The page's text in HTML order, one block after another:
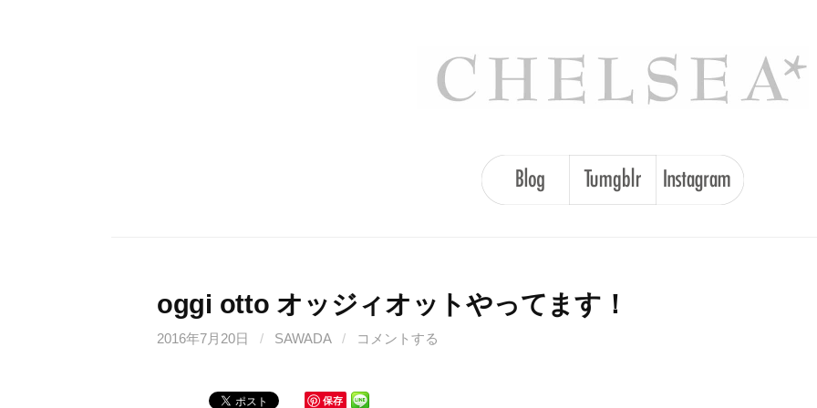
oggi otto オッジィオットやってます！
2016年7月20日 / SAWADA / コメントする
保存